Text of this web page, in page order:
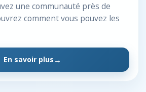
une communauté près de
comment vous pouvez les
En savoir plus